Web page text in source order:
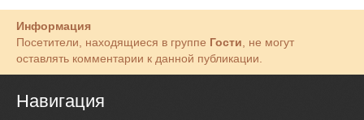
Информация
Посетители, находящиеся в группе Гости, не могут
оставлять комментарии к данной публикации.
Навигация